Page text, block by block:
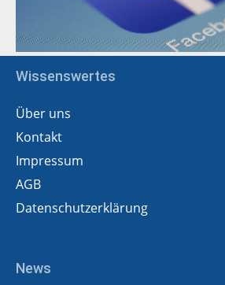
Wissenswertes
Über uns
Kontakt
Impressum
AGB
Datenschutzerklärung
News